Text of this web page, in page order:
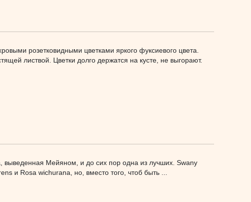
розетковидными цветками яркого фуксиевого цвета.
листвой. Цветки долго держатся на кусте, не выгорают.
выведенная Мейяном, и до сих пор одна из лучших. Swany
и Rosa wichurana, но, вместо того, чтоб быть ...